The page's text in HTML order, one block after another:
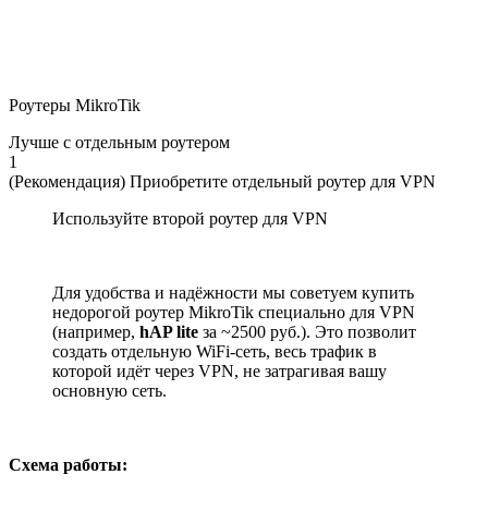
Роутеры MikroTik
Лучше с отдельным роутером
1
(Рекомендация) Приобретите отдельный роутер для VPN
Используйте второй роутер для VPN
Для удобства и надёжности мы советуем купить
недорогой роутер MikroTik специально для VPN
(например, hAP lite за ~2500 руб.). Это позволит
создать отдельную WiFi-сеть, весь трафик в
которой идёт через VPN, не затрагивая вашу
основную сеть.
Схема работы: